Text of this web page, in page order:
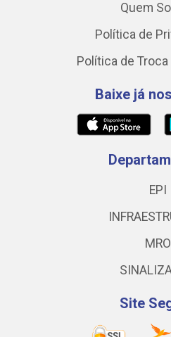
Quem
Política de
Política de
Baixe já
EPI
MRO
Site